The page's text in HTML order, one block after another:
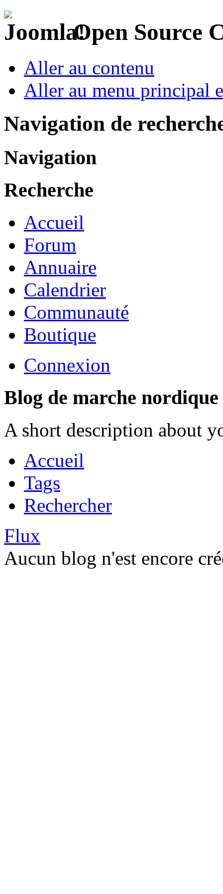
Open Source
Aller au contenu
Aller au menu principal
Navigation de
Navigation
Recherche
Accueil
Forum
Annuaire
Calendrier
Communauté
Boutique
Connexion
Blog de marche nordique
A short description about
Accueil
Tags
Rechercher
Flux
Aucun blog n'est encore